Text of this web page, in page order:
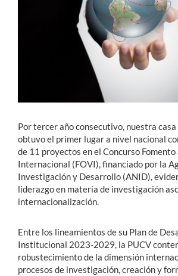
Alumni
English
Por tercer año consecutivo, nuestra
obtuvo el primer lugar a nivel nacional
de 11 proyectos en el Concurso
Internacional (FOVI), financiado por la
Investigación y Desarrollo (ANID),
liderazgo en materia de investigación
internacionalización.
Entre los lineamientos de su Plan de
Institucional 2023-2029, la PUCV
robustecimiento de la dimensión
procesos de investigación, creación y